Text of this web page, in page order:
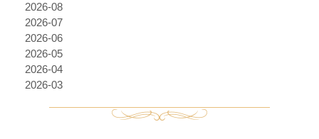
2026-08
2026-07
2026-06
2026-05
2026-04
2026-03